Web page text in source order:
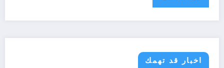
اخبار قد تهمك